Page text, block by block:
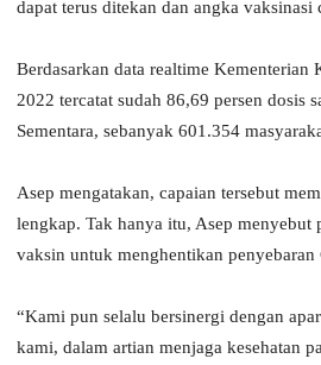
dapat terus ditekan dan angka vaksinasi
Berdasarkan data realtime Kementerian
2022 tercatat sudah 86,69 persen dosis
Sementara, sebanyak 601.354
Asep mengatakan, capaian tersebut
lengkap. Tak hanya itu, Asep menyebut
vaksin untuk menghentikan penyebaran
“Kami pun selalu bersinergi dengan
kami, dalam artian menjaga kesehatan